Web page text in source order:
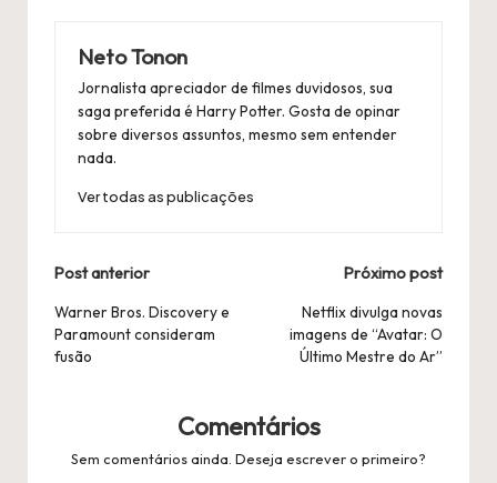
Neto Tonon
Jornalista apreciador de filmes duvidosos, sua
saga preferida é Harry Potter. Gosta de opinar
sobre diversos assuntos, mesmo sem entender
nada.
Ver todas as publicações
Navegação
Postal
Post anterior
Warner Bros. Discovery e
Paramount consideram
fusão
Próximo post
Netflix divulga novas
imagens de “Avatar: O
Último Mestre do Ar”
Comentários
Sem comentários ainda. Deseja escrever o primeiro?